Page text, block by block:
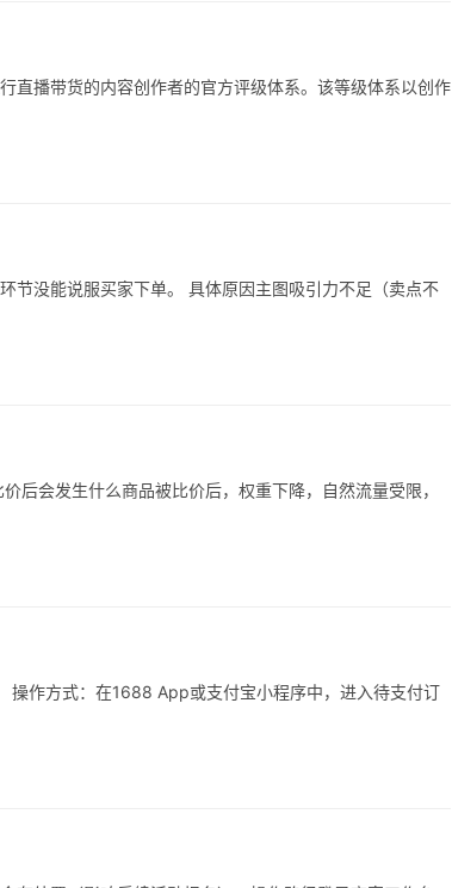
直播带货的内容创作者的官方评级体系。该等级体系以创作
没能说服买家下单。 具体原因主图吸引力不足（卖点不
后会发生什么商品被比价后，权重下降，自然流量受限，
操作方式：在1688 App或支付宝小程序中，进入待支付订